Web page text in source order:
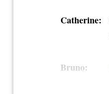
Catherine:
Bruno: